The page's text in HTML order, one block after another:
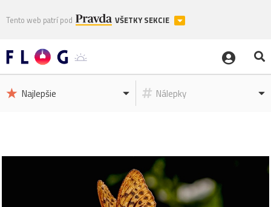
Tento web patrí pod VŠETKY SEKCIE
Najlepšie Nálepky